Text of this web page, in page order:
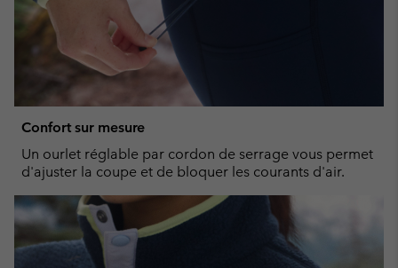
Confort sur mesure
Un ourlet réglable par cordon de serrage vous permet
d'ajuster la coupe et de bloquer les courants d'air.